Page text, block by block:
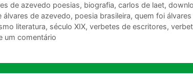
de azevedo poesias, biografia, carlos de laet,
álvares de azevedo, poesia brasileira, quem foi
literatura, século XIX, verbetes de escritores,
um comentário